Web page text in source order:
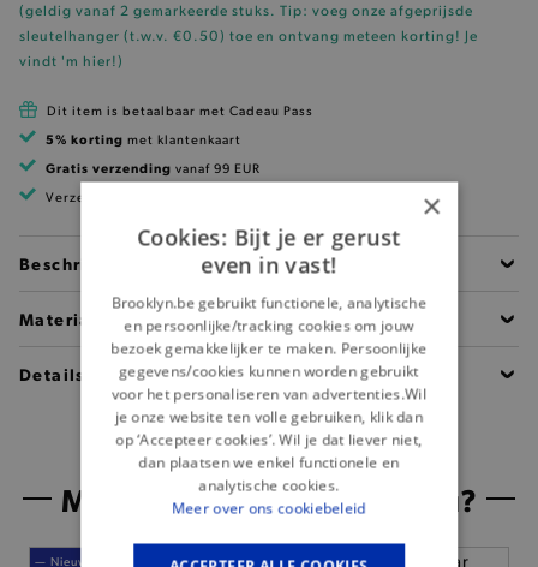
(geldig vanaf 2 gemarkeerde stuks. Tip: voeg onze afgeprijsde
sleutelhanger (t.w.v. €0.50) toe en ontvang meteen korting! Je
vindt 'm hier!)
Dit item is betaalbaar met Cadeau Pass
5% korting met klantenkaart
Gratis verzending vanaf 99 EUR
Verzending binnen 1 à 2 werkdagen
Beschrijving
Materiaal
Details
Misschien is dit iets voor jou?
— Nieuw — Nieuw
×
Cookies: Bijt je er gerust
even in vast!
Brooklyn.be gebruikt functionele, analytische
en persoonlijke/tracking cookies om jouw
bezoek gemakkelijker te maken. Persoonlijke
gegevens/cookies kunnen worden gebruikt
voor het personaliseren van advertenties.Wil
je onze website ten volle gebruiken, klik dan
op ‘Accepteer cookies’. Wil je dat liever niet,
dan plaatsen we enkel functionele en
analytische cookies.
Meer over ons cookiebeleid